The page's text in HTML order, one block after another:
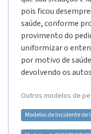
pois ficou
saúde, conforme
provimento do
uniformizar o
por motivo de
devolvendo os
Outros modelos de
Modelos deIncidente de